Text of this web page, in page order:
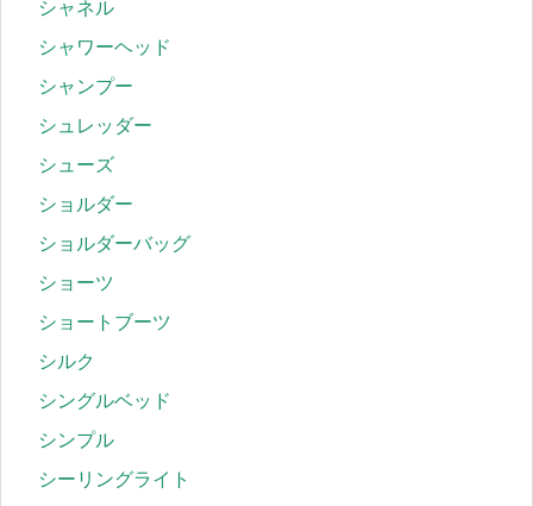
シャネル
シャワーヘッド
シャンプー
シュレッダー
シューズ
ショルダー
ショルダーバッグ
ショーツ
ショートブーツ
シルク
シングルベッド
シンプル
シーリングライト